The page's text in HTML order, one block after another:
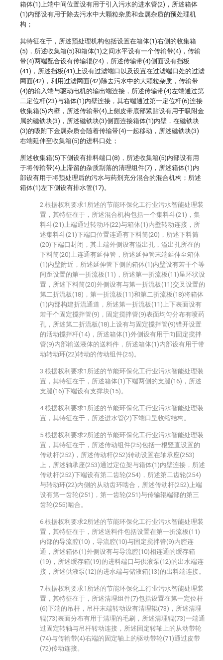
箱体(1)上端中间位置设有用于引入污水的进水管(2)，所述箱体
(1)内部设有用于除去污水中大颗粒杂质和金属杂质的预处理机
构；
其特征在于，所述预处理机构包括设置在箱体(1)右侧的收集箱
(5)，所述收集箱(5)和箱体(1)之间水平设有一个传输带(4)，传输
带(4)两端配合设有传输辊(24)，所述传输带(4)侧面设有挡板
(41)，所述挡板(41)上设有过滤端口以及设置在过滤端口处的过滤
网面(42)，利用过滤网面(42)除去污水中的大颗粒杂质，传输带
(4)的输入端与驱动电机的输出端连接，所述传输带(4)左端通过第
二定位杆(23)与箱体(1)内壁连接，其右端通过第一定位杆(6)连接
收集箱(5)内壁，所述传输带(4)上侧皮带底部紧贴设有用于吸附金
属的磁铁块(3)，所述磁铁块(3)侧面连接箱体(1)内壁，在磁铁块
(3)的吸附下金属杂质会随着传输带(4)一起移动，所述磁铁块(3)
右端延伸至收集箱(5)的进料口处；
所述收集箱(5)下侧设有排料端口(8)，所述收集箱(5)内部设有用
于将传输带(4)上滞留的杂质刮落的清理组件(7)，所述箱体(1)内
部设有用于将预处理后的污水与药剂充分混合的混合机构；所述
箱体(1)左下侧设有排水管(17)。
2.根据权利要求1所述的节能环保化工行业污水智能处理装
置，其特征在于，所述混合机构包括一个集料斗(21)，集
料斗(21)上端通过转动环(22)与箱体(1)内壁转动连接，所
述集料斗(21)下端口位置连通有下料筒(20)，所述下料筒
(20)下端口封闭，其上端外侧设有溢出孔，溢出孔所在的
下料筒(20)上连通有延伸管，所述延伸管末端延伸至箱体
(1)内壁附近，所述延伸管下侧的箱体(1)内壁设有若干个等
间距设置的第一折流板(11)，所述第一折流板(11)呈环状设
置，所述下料筒(20)外侧设有与第一折流板(11)交叉设置的
第二折流板(18)，第一折流板(11)和第二折流板(18)将箱体
(1)内部构建折流通道，所述第一折流板(11)上下表面设有
若干个固定搅拌管(9)，固定搅拌管(9)表面均匀分布有喷药
孔，所述第二折流板(18)上设有与固定搅拌管(9)错开设置
的活动搅拌杆(14)，所述箱体(1)外侧设有用于向固定搅拌
管(9)内部输送液体的送料件，所述箱体(1)内部设有用于带
动转动环(22)转动的传动组件(25)。
3.根据权利要求1所述的节能环保化工行业污水智能处理装
置，其特征在于，所述箱体(1)下端两侧的支腿(16)，所述
支腿(16)下端设有支撑块(15)。
4.根据权利要求1所述的节能环保化工行业污水智能处理装
置，其特征在于，所述进水管(2)下端口呈收缩结构。
5.根据权利要求2所述的节能环保化工行业污水智能处理装
置，其特征在于，所述传动组件(25)包括一根竖直设置的
传动杆(252)，所述传动杆(252)转动设置在轴承座(253)
上，所述轴承座(253)通过定位架与箱体(1)内壁连接，所述
传动杆(252)下端设有第二齿轮(254)，所述第二齿轮(254)
与转动环(22)内侧的从动齿环啮合，所述传动杆(252)上端
设有第一齿轮(251)，第一齿轮(251)与传输辊端部的第三
齿轮(255)啮合。
6.根据权利要求2所述的节能环保化工行业污水智能处理装
置，其特征在于，所述送料件包括设置在第一折流板(11)
内部的导流腔(10)，导流腔(10)与固定搅拌管(9)内腔连
通，所述箱体(1)外侧设有与导流腔(10)相连通的缓存箱
(19)，所述缓存箱(19)的进料端口与供液泵(12)的出水端连
接，所述供液泵(12)的进水端与储液箱(13)的出料端连接。
7.根据权利要求1所述的节能环保化工行业污水智能处理装
置，其特征在于，所述清理组件(7)包括设置在第一定位杆
(6)下端的吊杆，吊杆末端转动设有清理辊(73)，所述清理
辊(73)表面分布有用于清理的毛刷，所述清理辊(73)一端通
过固定转轴与吊杆转动连接，所述固定转轴上的从动带轮
(74)与传输带(4)右端的固定轴上的驱动带轮(71)通过皮带
(72)传动连接。